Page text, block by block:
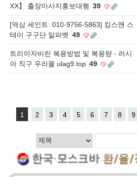
XX】 출장마사지홍보대행 39
[역삼 세인트: 010-9756-5863] 킹스맨 스
테이 구구단 알파벳 49
트리아자비린 복용방법 및 복용량 - 러시
아 직구 우라몰 ulag9.top 49
1 2 3 4 5 6 7 8 9